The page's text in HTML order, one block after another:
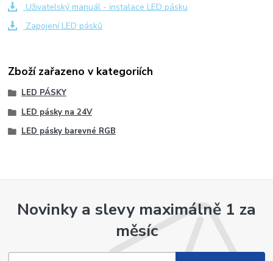
Uživatelský manuál - instalace LED pásku
Zapojení LED pásků
Zboží zařazeno v kategoriích
LED PÁSKY
LED pásky na 24V
LED pásky barevné RGB
Novinky a slevy maximálně 1 za
měsíc